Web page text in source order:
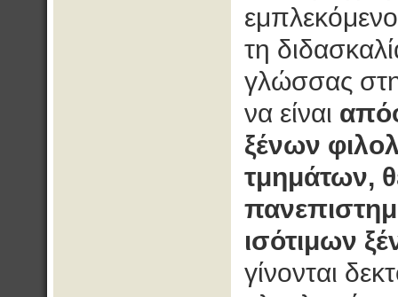
τη
γλώσσας
να είναι
ξένων
τμημάτων,
ισότιμων
γίνονται